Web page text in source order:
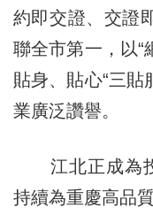
約即交證、交證
聯全市第一，以“
貼身、貼心“三貼
業廣泛讚譽。
江北正成為投
持續為重慶高品